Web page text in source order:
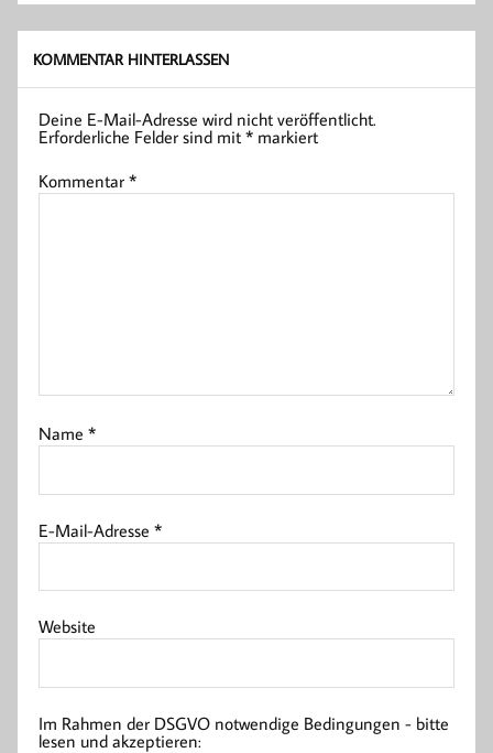
KOMMENTAR HINTERLASSEN
Deine E-Mail-Adresse wird nicht veröffentlicht.
Erforderliche Felder sind mit* markiert
Kommentar*
Name*
E-Mail-Adresse*
Website
Im Rahmen der DSGVO notwendige Bedingungen - bitte
lesen und akzeptieren: